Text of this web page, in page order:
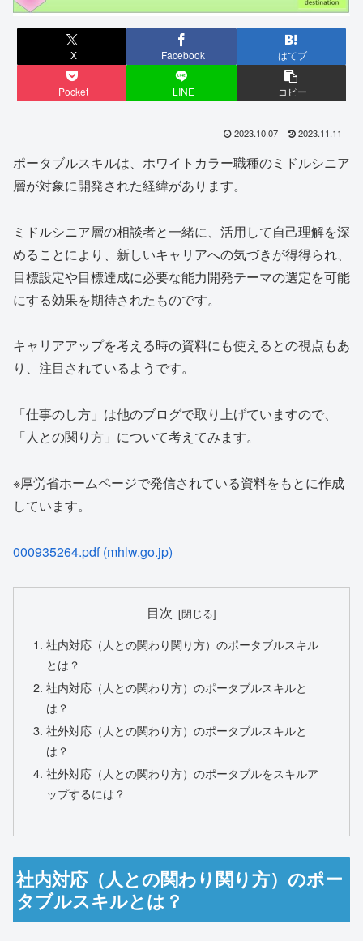
X Facebook はてブ
Pocket LINE コピー
2023.10.07 2023.11.11
ポータブルスキルは、ホワイトカラー職種のミドルシニア
層が対象に開発された経緯があります。
ミドルシニア層の相談者と一緒に、活用して自己理解を深
めることにより、新しいキャリアへの気づきが得得られ、
目標設定や目標達成に必要な能力開発テーマの選定を可能
にする効果を期待されたものです。
キャリアアップを考える時の資料にも使えるとの視点もあ
り、注目されているようです。
「仕事のし方」は他のブログで取り上げていますので、
「人との関り方」について考えてみます。
※厚労省ホームページで発信されている資料をもとに作成
しています。
000935264.pdf (mhlw.go.jp)
目次
社内対応（人との関わり関り方）のポータブルスキル
とは？
社内対応（人との関わり方）のポータブルスキルと
は？
社外対応（人との関わり方）のポータブルスキルと
は？
社外対応（人との関わり方）のポータブルをスキルア
ップするには？
社内対応（人との関わり関り方）のポー
タブルスキルとは？